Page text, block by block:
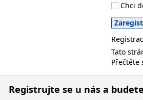
Chci
Tato
Přečtěte
Registrujte se u nás a